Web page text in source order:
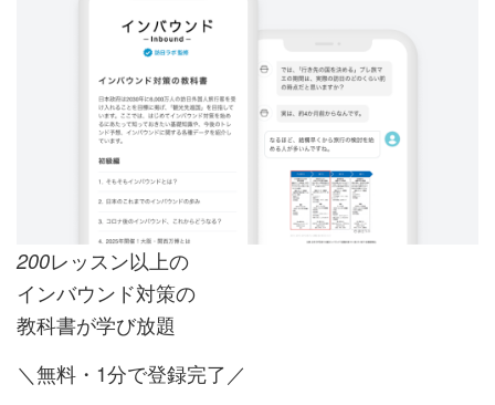
200レッスン以上の
インバウンド対策の
教科書が学び放題
＼無料・1分で登録完了／